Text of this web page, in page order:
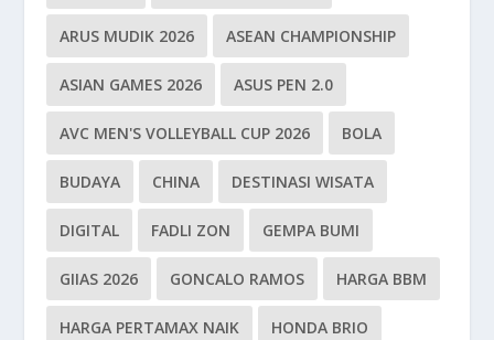
ARUS MUDIK 2026 ASEAN CHAMPIONSHIP
ASIAN GAMES 2026 ASUS PEN 2.0
AVC MEN'S VOLLEYBALL CUP 2026 BOLA
BUDAYA CHINA DESTINASI WISATA
DIGITAL FADLI ZON GEMPA BUMI
GIIAS 2026 GONCALO RAMOS HARGA BBM
HARGA PERTAMAX NAIK HONDA BRIO